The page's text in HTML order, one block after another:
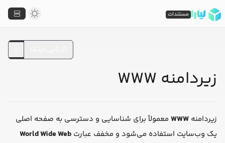
زیردامنه WWW
زیردامنه WWW معمولاً برای شناسایی و دسترسی به صفحه اصلی
یک وب‌سایت استفاده می‌شود و مخفف عبارت World Wide Web
مستندات